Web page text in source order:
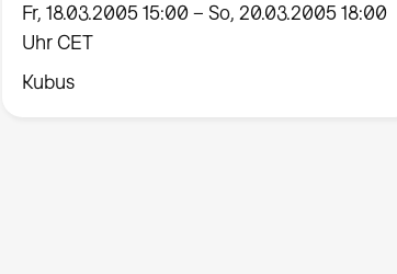
Fr, 18.03.2005 15:00 – So, 20.03.2005 18:00
Uhr CET
Kubus